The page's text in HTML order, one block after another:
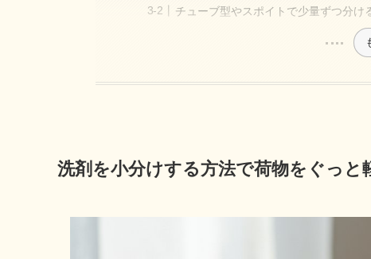
チューブ型やスポイトで少量ずつ分け
洗剤を小分けする方法で荷物をぐっと